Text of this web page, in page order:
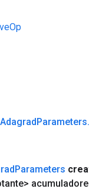
AdagradParameters.
Parameters